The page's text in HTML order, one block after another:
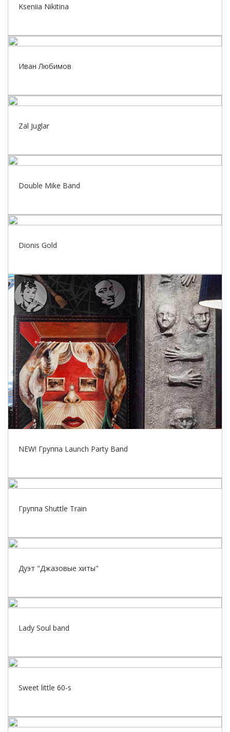
Kseniia Nikitina
Иван Любимов
Zal Juglar
Double Mike Band
Dionis Gold
NEW! Группа Launch Party Band
Группа Shuttle Train
Дуэт "Джазовые хиты"
Lady Soul band
Sweet little 60-s